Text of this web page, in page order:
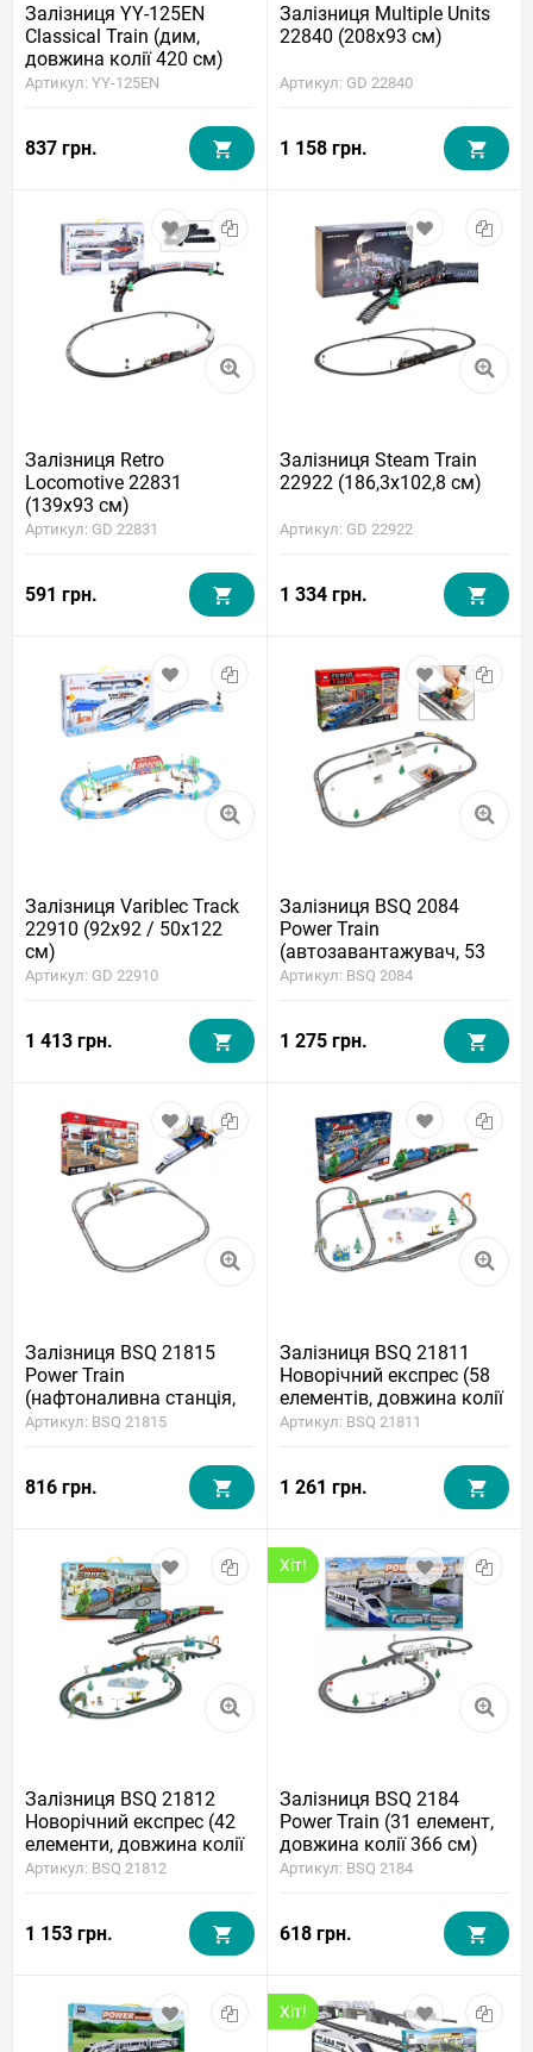
Залізниця YY-125EN
Classical Train (дим,
довжина колії 420 см)
Артикул: YY-125EN
837 грн.
Залізниця Multiple Units
22840 (208x93 см)
Артикул: GD 22840
1 158 грн.
Залізниця Retro
Locomotive 22831
(139x93 см)
Артикул: GD 22831
591 грн.
Залізниця Steam Train
22922 (186,3x102,8 см)
Артикул: GD 22922
1 334 грн.
Залізниця Variblec Track
22910 (92x92 / 50x122
см)
Артикул: GD 22910
1 413 грн.
Залізниця BSQ 2084
Power Train
(автозавантажувач, 53
елементи, довжина колії
Артикул: BSQ 2084
1 275 грн.
Залізниця BSQ 21815
Power Train
(нафтоналивна станція,
26 елементів, довжина
Артикул: BSQ 21815
816 грн.
Залізниця BSQ 21811
Новорічний експрес (58
елементів, довжина колії
670 см)
Артикул: BSQ 21811
1 261 грн.
Залізниця BSQ 21812
Новорічний експрес (42
елементи, довжина колії
366 см)
Артикул: BSQ 21812
1 153 грн.
Хіт!
Залізниця BSQ 2184
Power Train (31 елемент,
довжина колії 366 см)
Артикул: BSQ 2184
618 грн.
Хіт!